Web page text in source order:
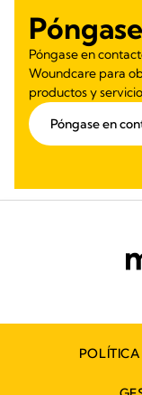
Póngase en
Woundcare para
productos y
Póngase en